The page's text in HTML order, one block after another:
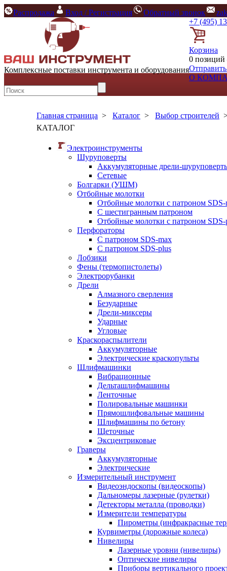
Распродажа Вход / Регистрация Обратный звонок
Комплексные поставки инструмента и оборудования
+7 (495)
Корзина
0 позиций
Отправить
О
Главная страница > Каталог > Выбор строителей
КАТАЛОГ
Электроинструменты
Шуруповерты
Аккумуляторные дрели-
Сетевые
Болгарки (УШМ)
Отбойные молотки
Отбойные молотки с патроном SDS-
С шестигранным патроном
Отбойные молотки с патроном SDS-
Перфораторы
С патроном SDS-max
С патроном SDS-plus
Лобзики
Фены (термопистолеты)
Электрорубанки
Дрели
Алмазного сверления
Безударные
Дрели-миксеры
Ударные
Угловые
Краскораспылители
Аккумуляторные
Электрические краскопульты
Шлифмашинки
Вибрационные
Дельташлифмашины
Ленточные
Полировальные машинки
Прямошлифовальные машины
Шлифмашины по бетону
Щеточные
Эксцентриковые
Граверы
Аккумуляторные
Электрические
Измерительный инструмент
Видеоэндоскопы (видеоскопы)
Дальномеры лазерные (рулетки)
Детекторы металла (проводки)
Измерители температуры
Пирометры (инфракрасные
Курвиметры (дорожные колеса)
Нивелиры
Лазерные уровни (нивелиры)
Оптические нивелиры
Приборы вертикального